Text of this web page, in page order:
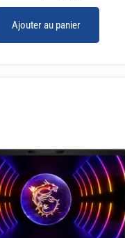
Ajouter au panier